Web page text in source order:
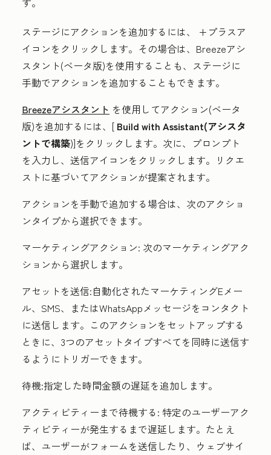
ステージにアクションを追加するには、 +プラスア
イコンをクリックします。その場合は、Breezeアシ
スタント(ベータ版)を使用することも、ステージに
手動でアクションを追加することもできます。
Breezeアシスタント を使用してアクション(ベータ
版)を追加するには、[ Build with Assistant(アシスタ
ントで構築)]をクリックします。 次に、プロンプト
を入力し、 送信アイコンをクリックします。リクエ
ストに基づいてアクションが提案されます。
アクションを手動で追加する場合は、次のアクショ
ンタイプから選択できます。
マーケティングアクション: 次のマーケティングアク
ションから選択します。
アセットを送信:自動化されたマーケティングEメー
ル、SMS、またはWhatsAppメッセージをコンタクト
に送信します。このアクションをセットアップする
ときに、3つのアセットタイプすべてを同時に送信す
るようにトリガーできます。
待機:指定した時間金額の遅延を追加します。
アクティビティーまで待機する: 特定のユーザーアク
ティビティーが発生するまで遅延します。たとえ
ば、ユーザーがフォームを送信したり、ウェブサイ